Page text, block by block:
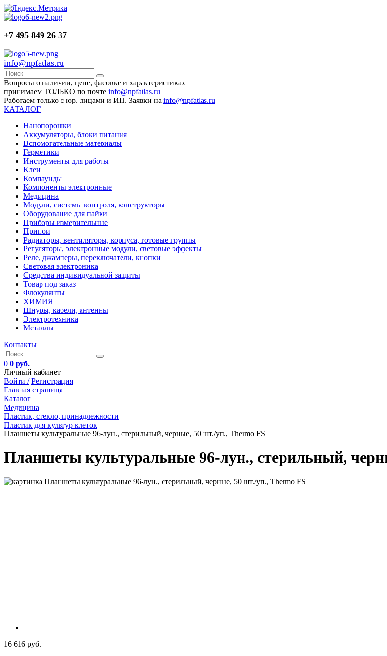
+7 495 849 26 37
info@npfatlas.ru
Вопросы о наличии, цене, фасовке и характеристиках
принимаем ТОЛЬКО по почте info@npfatlas.ru
Работаем только с юр. лицами и ИП. Заявки на info@npfatlas.ru
КАТАЛОГ
Нанопорошки
Аккумуляторы, блоки питания
Вспомогательные материалы
Герметики
Инструменты для работы
Клеи
Компаунды
Компоненты электронные
Медицина
Модули, системы контроля, конструкторы
Оборудование для пайки
Приборы измерительные
Припои
Радиаторы, вентиляторы, корпуса, готовые группы
Регуляторы, электронные модули, световые эффекты
Реле, джамперы, переключатели, кнопки
Световая электроника
Средства индивидуальной защиты
Товар под заказ
Флокулянты
ХИМИЯ
Шнуры, кабели, антенны
Электротехника
Металлы
Контакты
0 0 руб.
Личный кабинет
Войти / Регистрация
Главная страница
Каталог
Медицина
Пластик, стекло, принадлежности
Пластик для культур клеток
Планшеты культуральные 96-лун., стерильный, черные, 50 шт./уп., Thermo FS
Планшеты культуральные 96-лун., стерильный,
16 616 руб.